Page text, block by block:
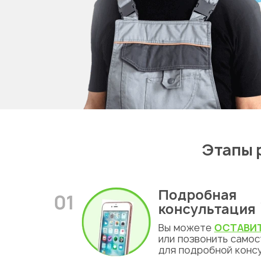
Этапы
01 Подробная
консультация
Вы можете
или позвонить
для подробной